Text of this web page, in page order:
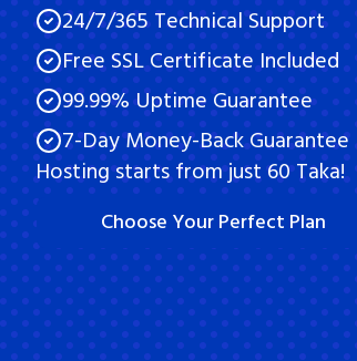
24/7/365 Technical Support
Free SSL Certificate Included
99.99% Uptime Guarantee
7-Day Money-Back Guarantee
Hosting starts from just 60 Taka!
Choose Your Perfect Plan